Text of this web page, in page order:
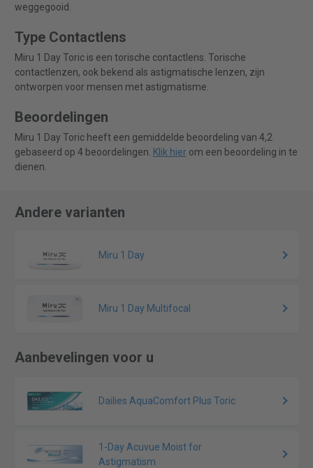
weggegooid.
Type Contactlens
Miru 1 Day Toric is een torische contactlens. Torische
contactlenzen, ook bekend als astigmatische lenzen, zijn
ontworpen voor mensen met astigmatisme.
Beoordelingen
Miru 1 Day Toric heeft een gemiddelde beoordeling van 4,2
gebaseerd op 4 beoordelingen. Klik hierom een beoordeling in te
dienen.
Andere varianten
Miru 1 Day
Miru 1 Day Multifocal
Aanbevelingen voor u
Dailies AquaComfort Plus Toric
1-Day Acuvue Moist for
Astigmatism